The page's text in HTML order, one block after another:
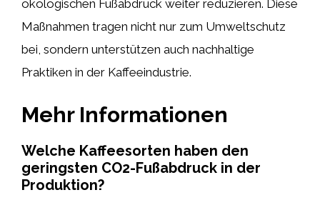
ökologischen Fußabdruck weiter reduzieren. Diese
Maßnahmen tragen nicht nur zum Umweltschutz
bei, sondern unterstützen auch nachhaltige
Praktiken in der Kaffeeindustrie.
Mehr Informationen
Welche Kaffeesorten haben den
geringsten CO2-Fußabdruck in der
Produktion?